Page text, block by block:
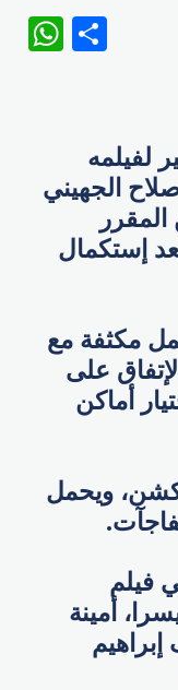
لفيلمه
الجهيني​
إستكمال
مكثفة مع
على
أماكن
ويحمل
فيلم
أمينة